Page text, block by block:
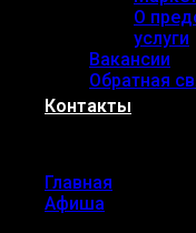
О
услуги
Вакансии
Обратная
Контакты
Главная
Афиша